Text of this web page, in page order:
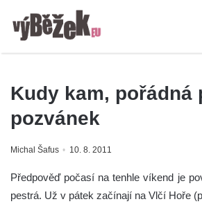
Kudy kam, pořádná
pozvánek
Michal Šafus 10. 8. 2011
Předpověď počasí na tenhle víkend je
pestrá. Už v pátek začínají na Vlčí Hoře